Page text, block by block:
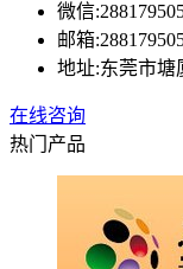
微信:
邮箱:
地址:东莞市塘
在线咨询
热门产品